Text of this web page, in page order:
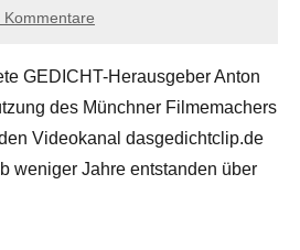
Kommentare
GEDICHT-Herausgeber Anton
des Münchner Filmemachers
Videokanal dasgedichtclip.de
weniger Jahre entstanden über